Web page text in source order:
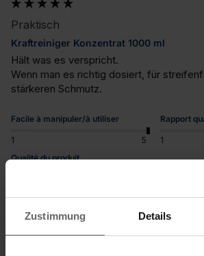
Zustimmung Details
Praktisch
Kraftreiniger Konzentrat 1000 ml
Hält was es verspricht.
Wenn man es richtig dosiert, für
stärkeren Schmutz.
Facile à manipuler/à utiliser
1 5
Rapport
1
Qualité du produit